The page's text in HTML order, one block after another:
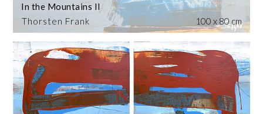
Thorsten Frank
In the Mountains II
100 x 80 cm